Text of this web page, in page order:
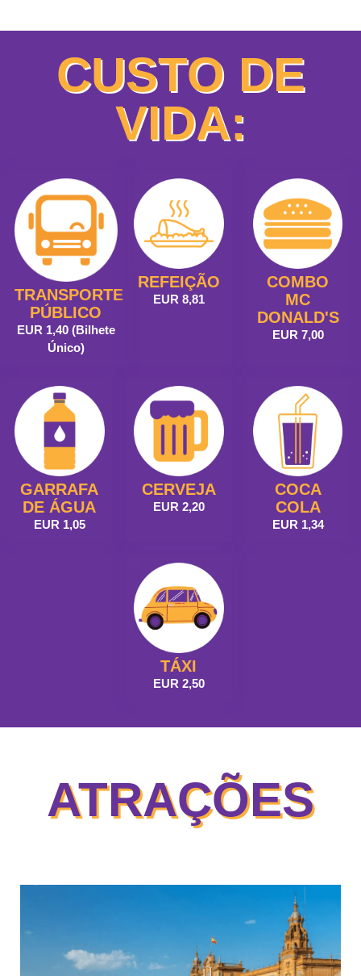
CUSTO DE
VIDA:
TRANSPORTE
PÚBLICO
EUR 1,40 (Bilhete
Único)
REFEIÇÃO
EUR 8,81
COMBO
MC
DONALD'S
EUR 7,00
GARRAFA
DE ÁGUA
EUR 1,05
CERVEJA
EUR 2,20
COCA
COLA
EUR 1,34
TÁXI
EUR 2,50
ATRAÇÕES